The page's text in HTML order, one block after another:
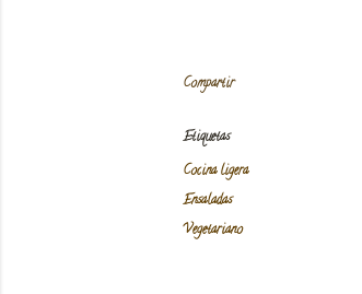
Compartir
Etiquetas
Cocina ligera
Ensaladas
Vegetariano